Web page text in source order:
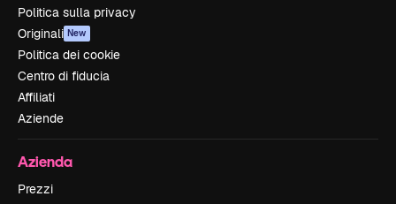
Politica sulla privacy
Originali New
Politica dei cookie
Centro di fiducia
Affiliati
Aziende
Azienda
Prezzi